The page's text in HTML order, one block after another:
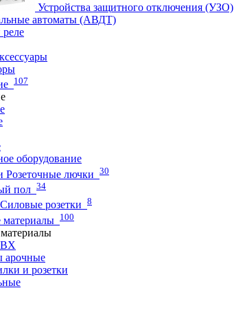
Устройства защитного отключения (УЗО)
автоматы (АВДТ)
107
оборудование
Розеточные лючки 30
пол 34
Силовые розетки 8
100
арочные
и розетки